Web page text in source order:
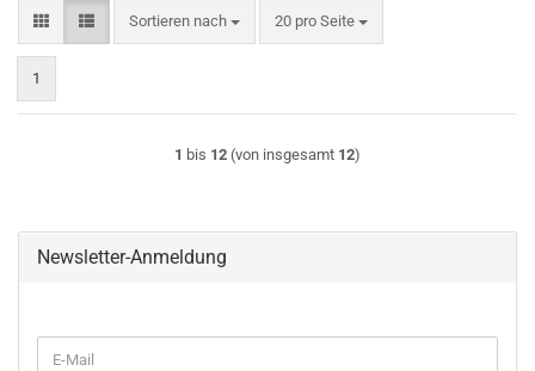
Sortieren nach
Sortieren nach 20 pro Seite
pro Seite
1
1 bis 12 (von insgesamt 12)
Newsletter-Anmeldung
ZUR
E-